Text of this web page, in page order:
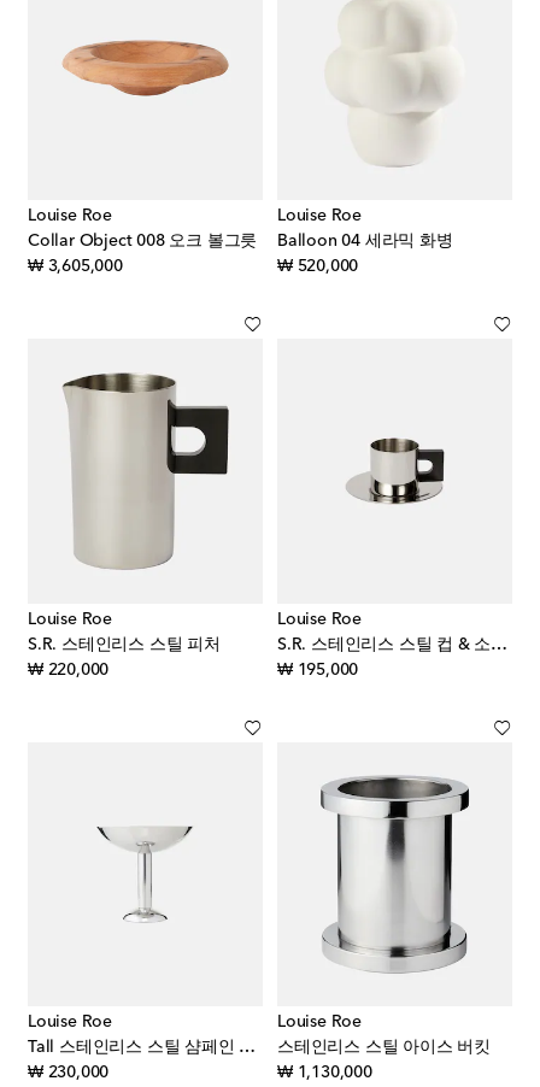
Louise Roe
Collar Object 008 오크 볼그릇
₩ 3,605,000original price
Louise Roe
Balloon 04 세라믹 화병
₩ 520,000original price
Louise Roe
S.R. 스테인리스 스틸 피처
₩ 220,000original price
Louise Roe
S.R. 스테인리스 스틸 컵 & 소서 세트
₩ 195,000original price
Louise Roe
Tall 스테인리스 스틸 샴페인 쿠페 글라스
₩ 230,000original price
Louise Roe
스테인리스 스틸 아이스 버킷
₩ 1,130,000original price